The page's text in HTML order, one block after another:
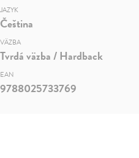
JAZYK
Čeština
VÄZBA
Tvrdá väzba / Hardback
EAN
9788025733769